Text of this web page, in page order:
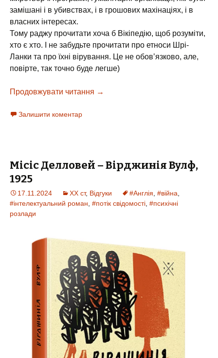
замішані і в убивствах, і в грошових махінаціях, і в
власних інтересах.
Тому раджу прочитати хоча б Вікіпедію, щоб розуміти,
хто є хто. І не забудьте прочитати про етноси Шрі-
Ланки та про їхні вірування. Це не обовʼязково, але,
повірте, так точно буде легше)
Продовжувати читання Сім Місяців Маалі Алмейди –
→
Залишити коментар
Місіс Делловей – Вірджинія Вулф,
1925
17.11.2024 XX ст, Відгуки #Англія #війна
#інтелектуальний роман #потік свідомості #психічні
розлади